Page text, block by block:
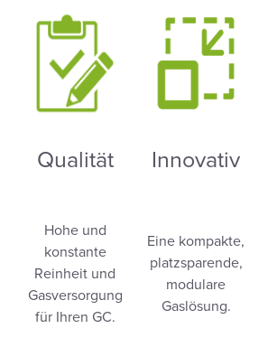
Qualität Innovativ
Hohe und
konstante
Reinheit und
Gasversorgung
für Ihren GC.
Eine kompakte,
platzsparende,
modulare
Gaslösung.